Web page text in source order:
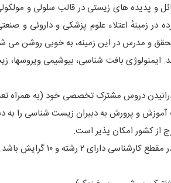
و پدیده هاى زیستى در قالب سلولى و
زمینهٔ اعتلاء علوم پزشکى و داروئى و
و مدرس در این زمینه، به خوبى روشن می
ایمنولوژى بافت شناسی، بیوشیمى
دروس مشترک تخصصى خود (به همراه
آموزش و پرورش به دبیران زیست شناسی را
از کشور امکان پذیر است.
۲ رشته و ۱۰ گرایش باشد.